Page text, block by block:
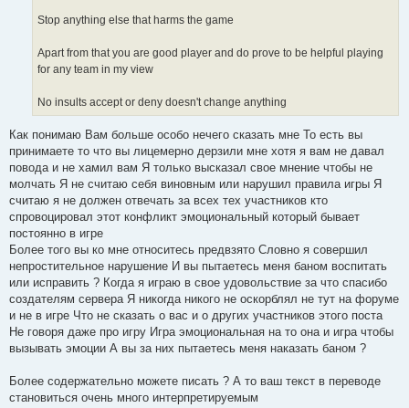
Stop anything else that harms the game
Apart from that you are good player and do prove to be helpful playing
for any team in my view
No insults accept or deny doesn't change anything
Как понимаю Вам больше особо нечего сказать мне То есть вы
принимаете то что вы лицемерно дерзили мне хотя я вам не давал
повода и не хамил вам Я только высказал свое мнение чтобы не
молчать Я не считаю себя виновным или нарушил правила игры Я
считаю я не должен отвечать за всех тех участников кто
спровоцировал этот конфликт эмоциональный который бывает
постоянно в игре
Более того вы ко мне относитесь предвзято Словно я совершил
непростительное нарушение И вы пытаетесь меня баном воспитать
или исправить ? Когда я играю в свое удовольствие за что спасибо
создателям сервера Я никогда никого не оскорблял не тут на форуме
и не в игре Что не сказать о вас и о других участников этого поста
Не говоря даже про игру Игра эмоциональная на то она и игра чтобы
вызывать эмоции А вы за них пытаетесь меня наказать баном ?
Более содержательно можете писать ? А то ваш текст в переводе
становиться очень много интерпретируемым